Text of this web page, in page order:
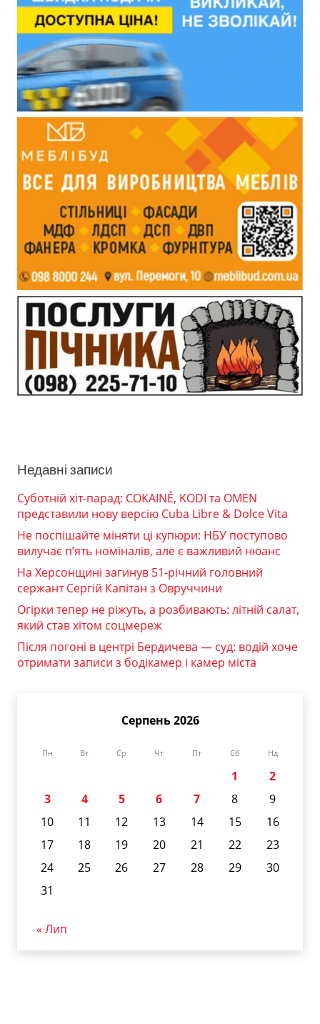
Недавні записи
Суботній хіт-парад: COKAINÉ, KODI та OMEN
представили нову версію Cuba Libre & Dolce Vita
Не поспішайте міняти ці купюри: НБУ поступово
вилучає п’ять номіналів, але є важливий нюанс
На Херсонщині загинув 51-річний головний
сержант Сергій Капітан з Овруччини
Огірки тепер не ріжуть, а розбивають: літній салат,
який став хітом соцмереж
Після погоні в центрі Бердичева — суд: водій хоче
отримати записи з бодікамер і камер міста
Серпень 2026
Пн Вт Ср Чт Пт Сб Нд
1
2
3
4 5 6 7 8
9
10
11 12 13 14 15
16
17
18 19 20 21 22
23
24
25 26 27 28 29
30
31
« Лип